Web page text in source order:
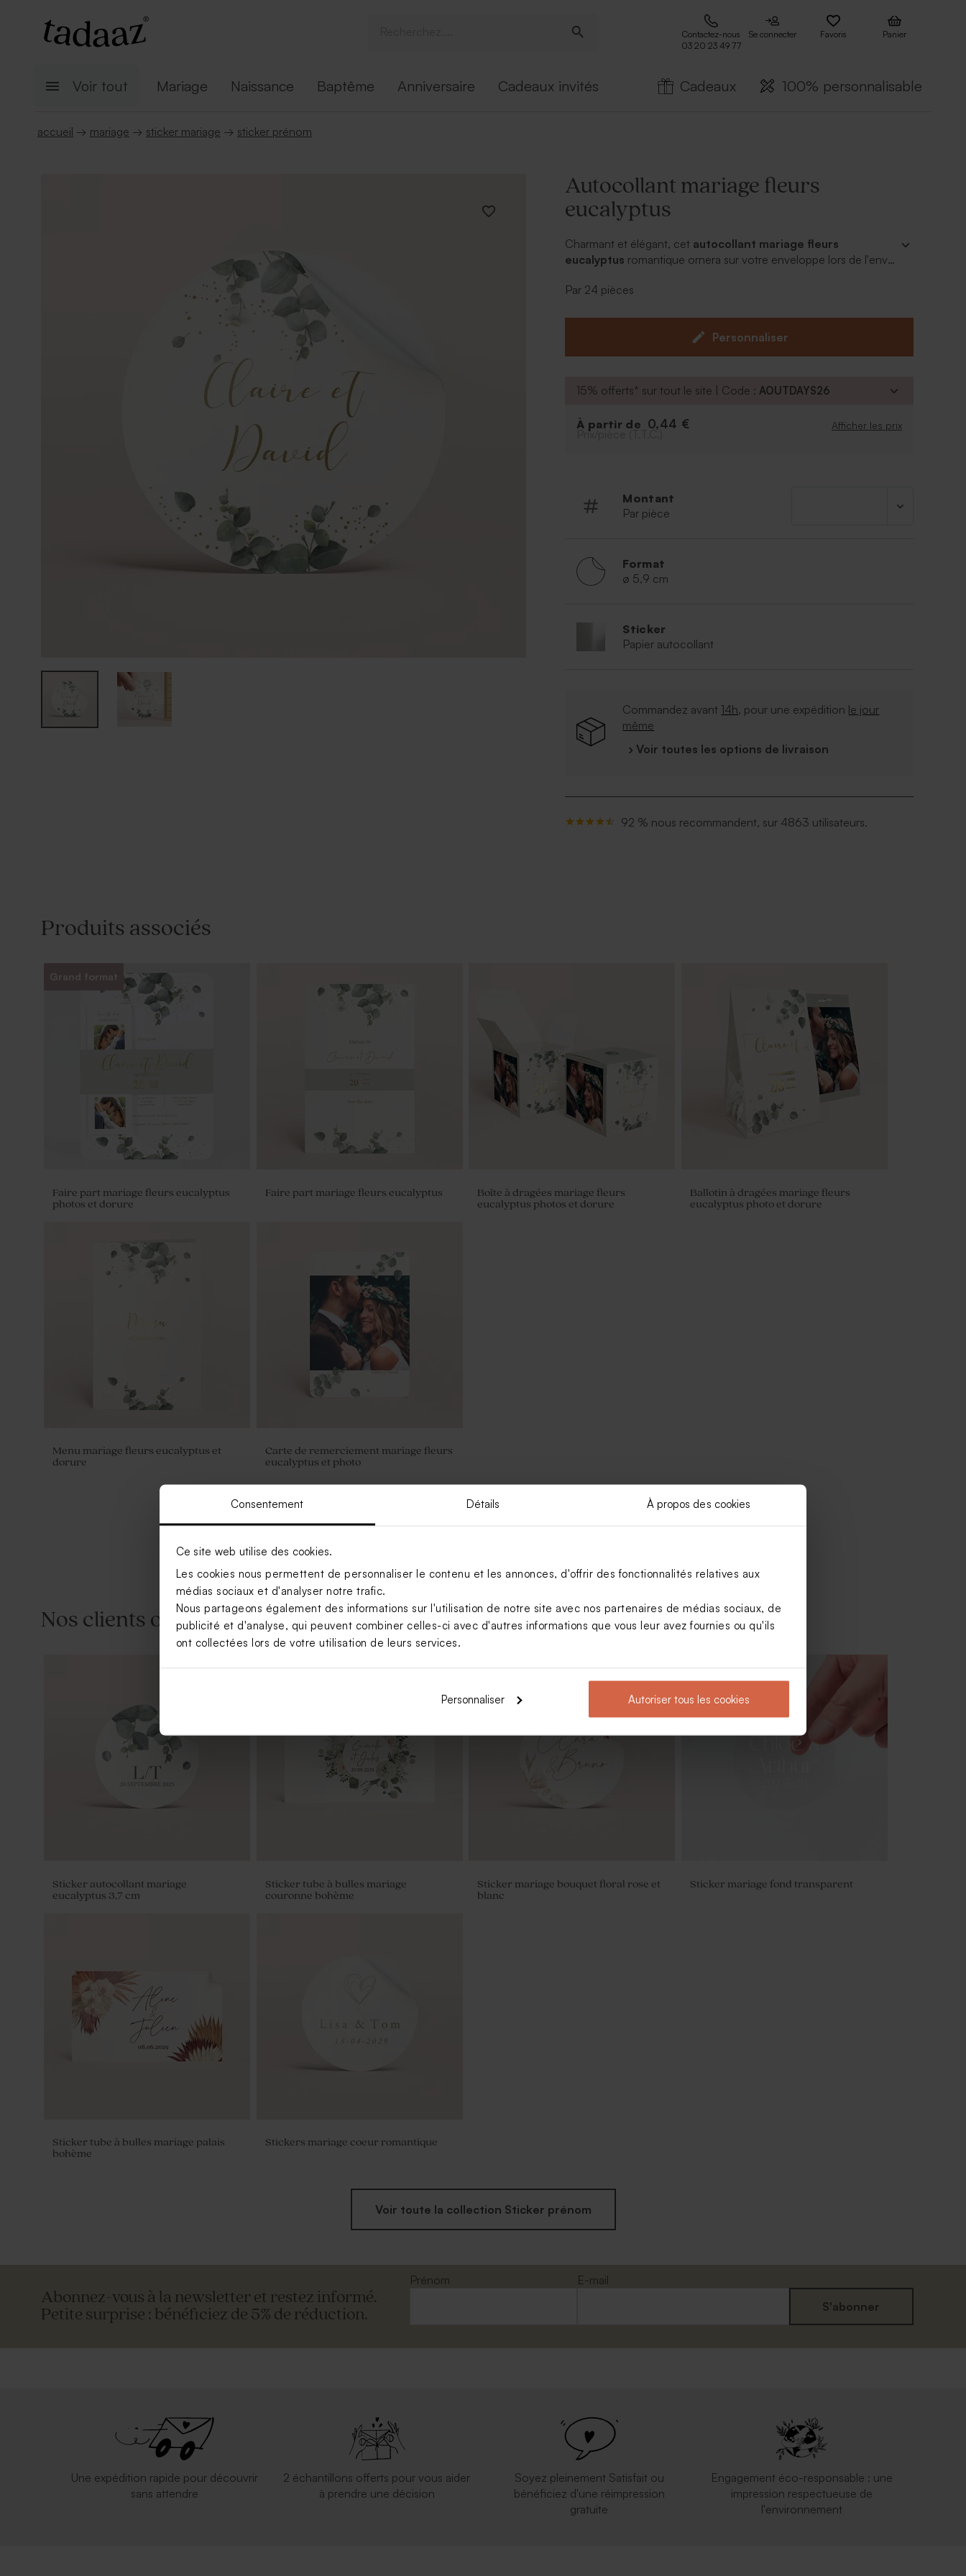
Consentement Détails À propos des cookies
Ce site web utilise des cookies.
Les cookies nous permettent de personnaliser le contenu et les annonces, d'offrir des fonctionnalités relatives aux
médias sociaux et d'analyser notre trafic.
Nous partageons également des informations sur l'utilisation de notre site avec nos partenaires de médias sociaux, de
publicité et d'analyse, qui peuvent combiner celles-ci avec d'autres informations que vous leur avez fournies ou qu'ils
ont collectées lors de votre utilisation de leurs services.
Personnaliser Autoriser tous les cookies
Contactez-nous
03 20 23 49 77
Se connecter Favoris Panier
Voir tout Mariage Naissance Baptême Anniversaire Cadeaux invités Cadeaux 100% personnalisable
accueil → mariage → sticker mariage → sticker prénom
Autocollant mariage fleurs
eucalyptus
Charmant et élégant, cet autocollant mariage fleurs
eucalyptus romantique ornera sur votre enveloppe lors de l'envoi
accompagnement de nos boîtes métalliques en guise de
Par 24 pièces
Personnaliser
15% offerts* sur tout le site | Code :AOUTDAYS26
À partir de 0,44 € Afficher les prix
Prix/pièce (T.T.C.)
Montant
Par pièce
Format
ø 5,9 cm
Sticker
Papier autocollant
Commandez avant 14h, pour une expédition le jour
même
› Voir toutes les options de livraison
92 % nous recommandent, sur 4863 utilisateurs.
Produits associés
Grand format
Faire part mariage fleurs eucalyptus
photos et dorure
Faire part mariage fleurs eucalyptus
Boîte à dragées mariage fleurs
eucalyptus photos et dorure
Ballotin à dragées mariage fleurs
eucalyptus photo et dorure
Menu mariage fleurs eucalyptus et
dorure
Carte de remerciement mariage fleurs
eucalyptus et photo
Save the date mariage fleurs
eucalyptus et dorure
d'eucalyptus
eucalyptus
Rond de serviette mariage branche
d'eucalyptus
Serviette personnalisée original
Nos clients ont aussi aimé...
Sticker autocollant mariage
eucalyptus 3,7 cm
Sticker tube à bulles mariage
couronne bohème
Sticker mariage bouquet floral rose et
blanc
Sticker mariage fond transparent
Sticker tube à bulles mariage palais
bohème
Stickers mariage coeur romantique
Voir toute la collection Sticker prénom
Abonnez-vous à la newsletter et restez informé.
Petite surprise : bénéficiez de 5% de réduction.
Prénom
E-mail
S'abonner
Une expédition rapide pour découvrir
sans attendre
2 échantillons offerts pour vous aider
à prendre une décision
Soyez pleinement Satisfait ou
bénéficiez d'une réimpression
gratuite
Engagement éco-responsable : une
impression respectueuse de
l'environnement